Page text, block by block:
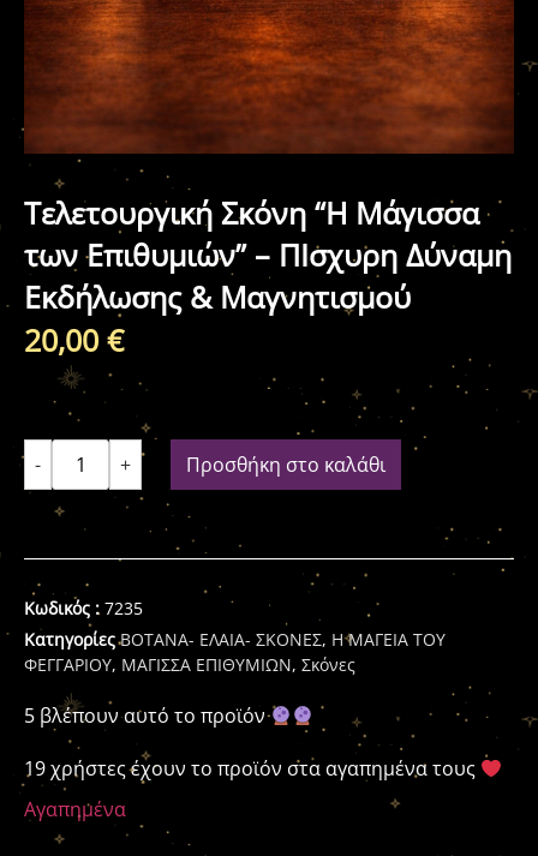
Τελετουργική Σκόνη “Η Μάγισσα
των Επιθυμιών” – ΠΙσχυρη Δύναμη
Εκδήλωσης & Μαγνητισμού
20,00 €
- + Προσθήκη στο καλάθι
Κωδικός : 7235
Κατηγορίες ΒΟΤΑΝΑ- ΕΛΑΙΑ- ΣΚΟΝΕΣ, Η ΜΑΓΕΙΑ ΤΟΥ
ΦΕΓΓΑΡΙΟΥ, ΜΑΓΙΣΣΑ ΕΠΙΘΥΜΙΩΝ, Σκόνες
5 βλέπουν αυτό το προϊόν
19 χρήστες έχουν το προϊόν στα αγαπημένα τους
Αγαπημένα